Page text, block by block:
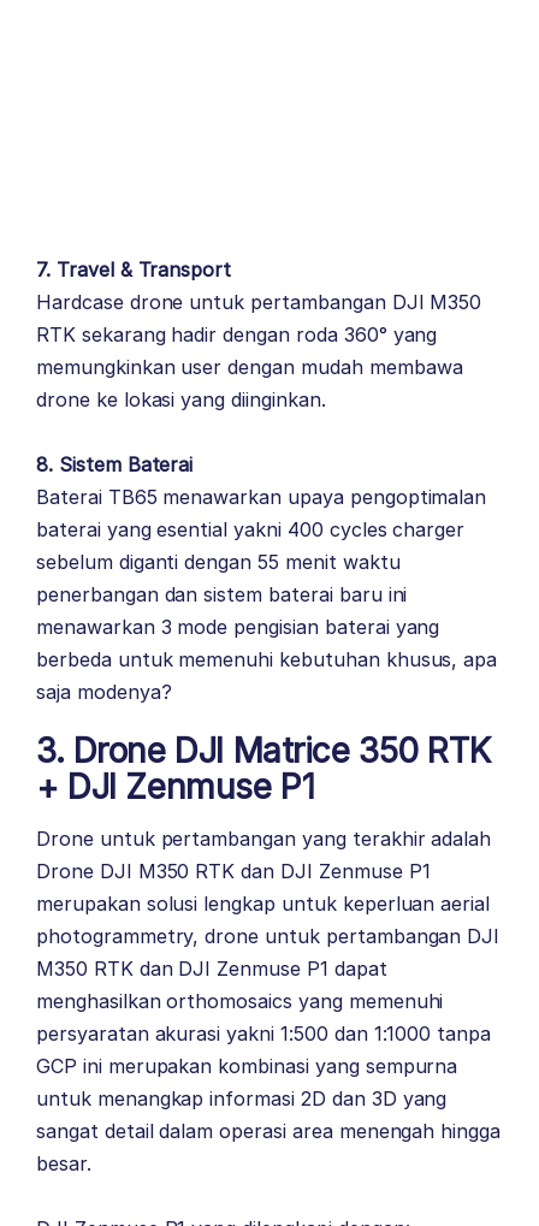
7. Travel & Transport
Hardcase drone untuk pertambangan DJI M350
RTK sekarang hadir dengan roda 360° yang
memungkinkan user dengan mudah membawa
drone ke lokasi yang diinginkan.
8. Sistem Baterai
Baterai TB65 menawarkan upaya pengoptimalan
baterai yang esential yakni 400 cycles charger
sebelum diganti dengan 55 menit waktu
penerbangan dan sistem baterai baru ini
menawarkan 3 mode pengisian baterai yang
berbeda untuk memenuhi kebutuhan khusus, apa
saja modenya?
3. Drone DJI Matrice 350 RTK
+ DJI Zenmuse P1
Drone untuk pertambangan yang terakhir adalah
Drone DJI M350 RTK dan DJI Zenmuse P1
merupakan solusi lengkap untuk keperluan aerial
photogrammetry, drone untuk pertambangan DJI
M350 RTK dan DJI Zenmuse P1 dapat
menghasilkan orthomosaics yang memenuhi
persyaratan akurasi yakni 1:500 dan 1:1000 tanpa
GCP ini merupakan kombinasi yang sempurna
untuk menangkap informasi 2D dan 3D yang
sangat detail dalam operasi area menengah hingga
besar.